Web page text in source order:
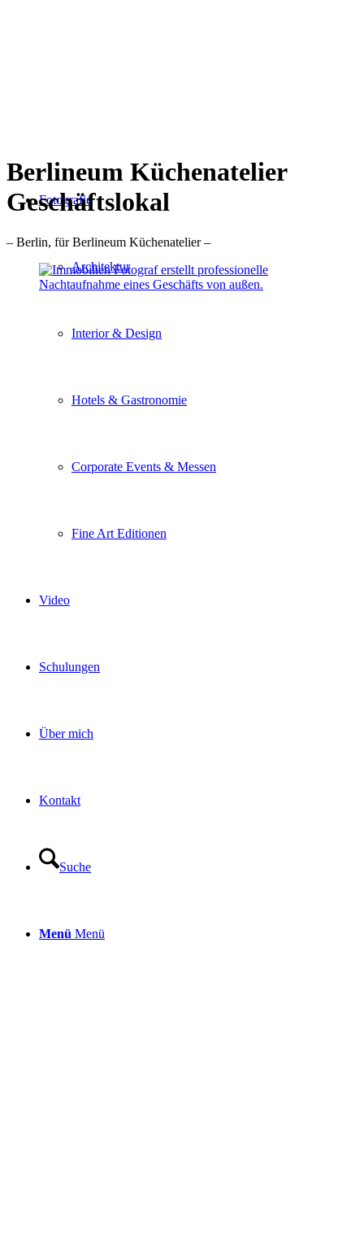
Fotografie
Architektur
Interior & Design
Hotels & Gastronomie
Corporate Events & Messen
Fine Art Editionen
Video
Schulungen
Über mich
Kontakt
Suche
Menü Menü
Berlineum Küchenatelier
Geschäftslokal
– Berlin, für Berlineum Küchenatelier –